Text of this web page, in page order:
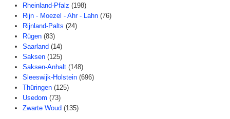
Rheinland-Pfalz (198)
Rijn - Moezel - Ahr - Lahn (76)
Rijnland-Palts (24)
Rügen (83)
Saarland (14)
Saksen (125)
Saksen-Anhalt (148)
Sleeswijk-Holstein (696)
Thüringen (125)
Usedom (73)
Zwarte Woud (135)